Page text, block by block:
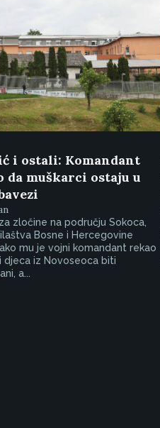
i ostali: Komandant
da muškarci ostaju u
zločine na području Sokoca,
Bosne i Hercegovine
mu je vojni komandant rekao
djeca iz Novoseoca biti
a...